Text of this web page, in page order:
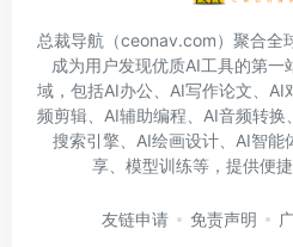
总裁导航（ceonav.com）聚合全
成为用户发现优质AI工具的第一
域，包括AI办公、AI写作论文、AI
频剪辑、AI辅助编程、AI音频转
搜索引擎、AI绘画设计、AI智能
享、模型训练等，提供便
友链申请 免责声明